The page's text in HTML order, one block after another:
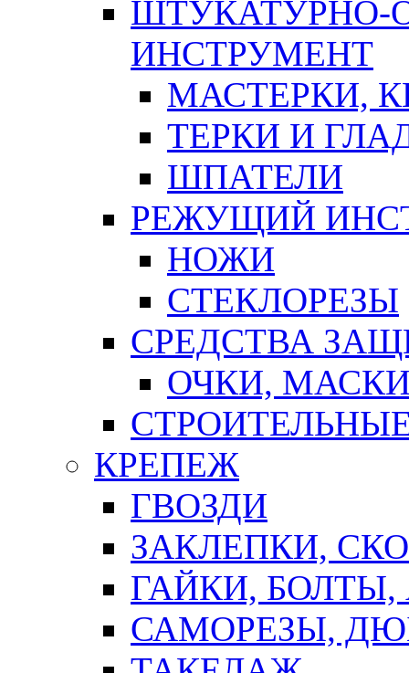
ШТУКАТУРНО-
ИНСТРУМЕНТ
МАСТЕРКИ,
ТЕРКИ И
ШПАТЕЛИ
РЕЖУЩИЙ
НОЖИ
СТЕКЛОРЕЗЫ
СРЕДСТВА
ОЧКИ,
КРЕПЕЖ
ГВОЗДИ
ЗАКЛЕПКИ,
ГАЙКИ,
САМОРЕЗЫ,